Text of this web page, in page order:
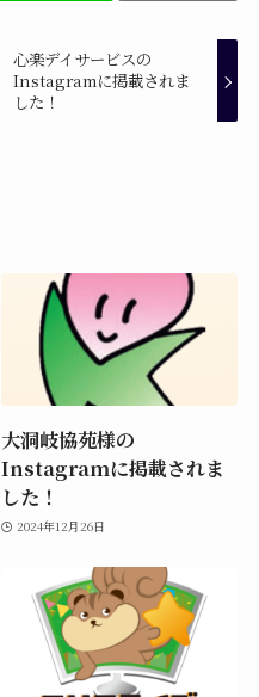
心楽デイサービスの
Instagramに掲載されま
した！
大洞岐協苑様の
Instagramに掲載されま
した！
2024年12月26日